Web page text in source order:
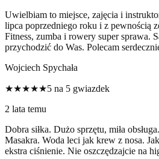
Uwielbiam to miejsce, zajęcia i
lipca poprzedniego roku i z pewnością
Fitness, zumba i rowery super sprawa.
przychodzić do Was. Polecam
Wojciech Spychała
★★★★★5 na 5 gwiazdek
2 lata temu
Dobra siłka. Dużo sprzętu, miła
Masakra. Woda leci jak krew z nosa. Jak
ekstra ciśnienie. Nie oszczędzajcie na